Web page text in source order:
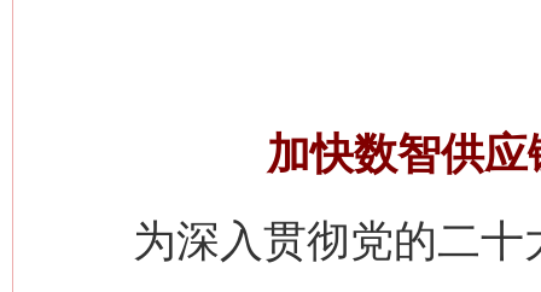
加快数智供
为深入贯彻党的二十